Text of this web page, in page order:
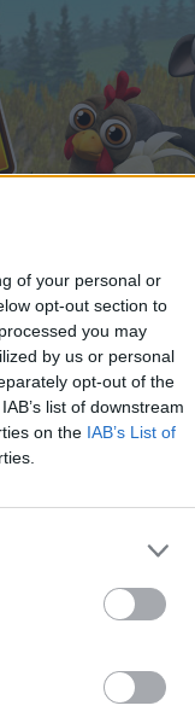
of your personal or
opt-out section to
you may
by us or personal
opt-out of the
list of downstream
on the IAB’s List of
musst Du
Besuch in